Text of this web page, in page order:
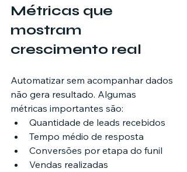
Métricas que
mostram
crescimento real
Automatizar sem acompanhar dados
não gera resultado. Algumas
métricas importantes são:
Quantidade de leads recebidos
Tempo médio de resposta
Conversões por etapa do funil
Vendas realizadas